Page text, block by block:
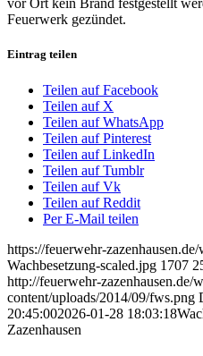
vor Ort kein Brand festgestellt
Feuerwerk gezündet.
Eintrag teilen
Teilen auf Facebook
Teilen auf X
Teilen auf WhatsApp
Teilen auf Pinterest
Teilen auf LinkedIn
Teilen auf Tumblr
Teilen auf Vk
Teilen auf Reddit
Per E-Mail teilen
https://feuerwehr-
Wachbesetzung-scaled.jpg 1707
http://feuerwehr-zazenhausen.de/
content/uploads/2014/09/fws.png
20:45:002026-01-28 18:03:18
Zazenhausen